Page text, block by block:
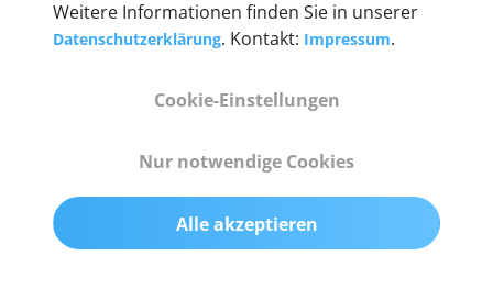
55 mm x 25 mm x 12 mm
200 g
Weitere Informationen finden Sie in unserer
Datenschutzerklärung. Kontakt: Impressum.
Cookie-Einstellungen
Nur notwendige Cookies
Alle akzeptieren